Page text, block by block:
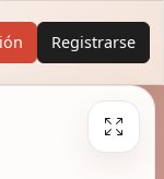
Registrarse